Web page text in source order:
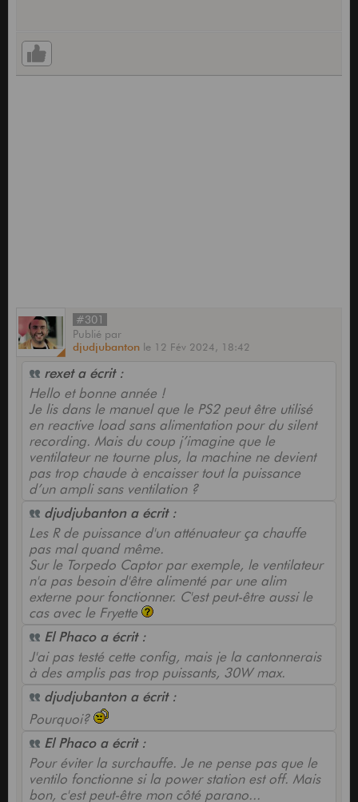
#301
Publié par
djudjubanton le 12 Fév 2024, 18:42
rexet a écrit :
Hello et bonne année !
Je lis dans le manuel que le PS2 peut être utilisé
en reactive load sans alimentation pour du silent
recording. Mais du coup j’imagine que le
ventilateur ne tourne plus, la machine ne devient
pas trop chaude à encaisser tout la puissance
d’un ampli sans ventilation ?
djudjubanton a écrit :
Les R de puissance d'un atténuateur ça chauffe
pas mal quand même.
Sur le Torpedo Captor par exemple, le ventilateur
n'a pas besoin d'être alimenté par une alim
externe pour fonctionner. C'est peut-être aussi le
cas avec le Fryette
El Phaco a écrit :
J'ai pas testé cette config, mais je la cantonnerais
à des amplis pas trop puissants, 30W max.
djudjubanton a écrit :
Pourquoi?
El Phaco a écrit :
Pour éviter la surchauffe. Je ne pense pas que le
ventilo fonctionne si la power station est off. Mais
bon, c'est peut-être mon côté parano...